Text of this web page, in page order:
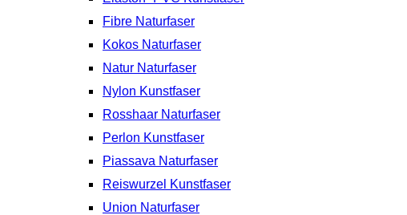
Fibre Naturfaser
Kokos Naturfaser
Natur Naturfaser
Nylon Kunstfaser
Rosshaar Naturfaser
Perlon Kunstfaser
Piassava Naturfaser
Reiswurzel Kunstfaser
Union Naturfaser